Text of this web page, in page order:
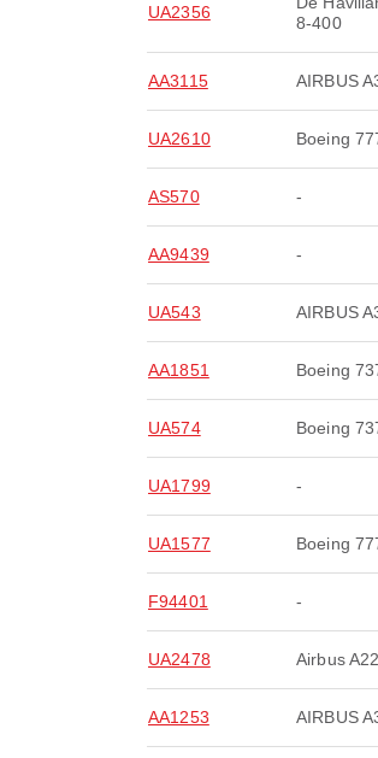
UA2356
8-400
AA3115 AIRBUS
UA2610 Boeing
AS570 -
AA9439 -
UA543 AIRBUS
AA1851 Boeing
UA574 Boeing
UA1799 -
UA1577 Boeing
F94401 -
UA2478 Airbus
AA1253 AIRBUS